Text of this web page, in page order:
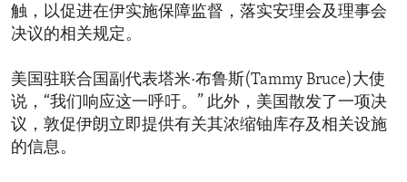
触，以促进在伊实施保障监督，落实安理会及理事会
决议的相关规定。
美国驻联合国副代表塔米·布鲁斯(Tammy Bruce)大使
说，“我们响应这一呼吁。” 此外，美国散发了一项决
议，敦促伊朗立即提供有关其浓缩铀库存及相关设施
的信息。